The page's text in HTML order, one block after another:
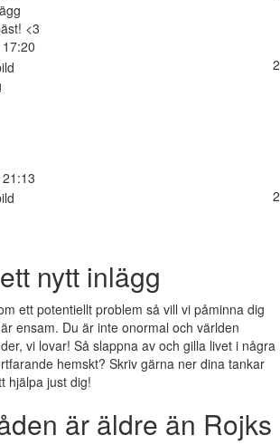
<3
2
2
nytt inlägg
ett potentiellt problem så vill vi påminna dig
ensam. Du är inte onormal och världen
vi lovar! Så slappna av och gilla livet i några
hemskt? Skriv gärna ner dina tankar
hjälpa just dig!
är äldre än Rojks